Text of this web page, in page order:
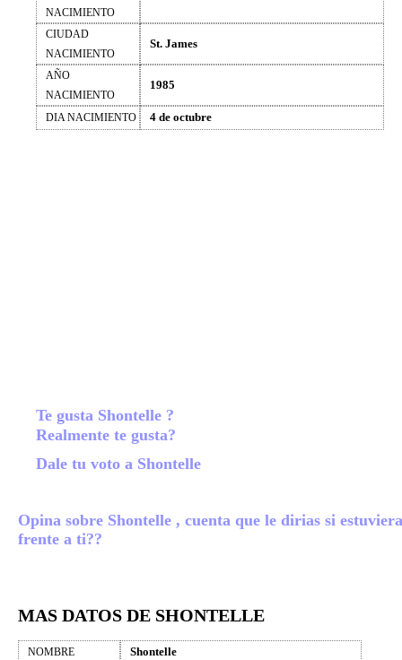
NACIMIENTO
CIUDAD
NACIMIENTO
St. James
AÑO
NACIMIENTO
1985
DIA NACIMIENTO 4 de octubre
Te gusta Shontelle ?
Realmente te gusta?
Dale tu voto a Shontelle
Opina sobre Shontelle , cuenta que le dirias si estuviera
frente a ti??
MAS DATOS DE SHONTELLE
NOMBRE Shontelle